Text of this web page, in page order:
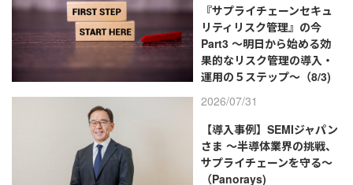
『サプライチェーンセキュ
リティリスク管理』の今
Part3 ～明日から始める効
果的なリスク管理の導入・
運用の５ステップ～（8/3)
2026/07/31
【導入事例】SEMIジャパン
さま ～半導体業界の挑戦、
サプライチェーンを守る～
（Panorays)